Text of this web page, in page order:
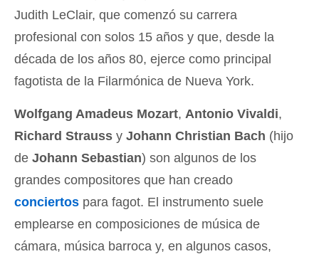
Judith LeClair, que comenzó su carrera
profesional con solos 15 años y que, desde la
década de los años 80, ejerce como principal
fagotista de la Filarmónica de Nueva York.
Wolfgang Amadeus Mozart, Antonio Vivaldi,
Richard Strauss y Johann Christian Bach (hijo
de Johann Sebastian) son algunos de los
grandes compositores que han creado
conciertos para fagot. El instrumento suele
emplearse en composiciones de música de
cámara, música barroca y, en algunos casos,